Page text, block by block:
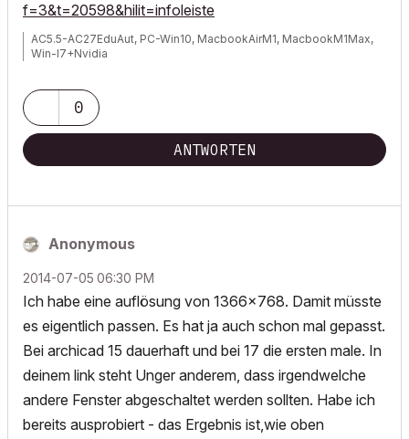
f=3&t=20598&hilit=infoleiste
AC5.5-AC27EduAut, PC-Win10, MacbookAirM1, MacbookM1Max,
Win-I7+Nvidia
0
ANTWORTEN
Anonymous
‎2014-07-05 06:30 PM
Ich habe eine auflösung von 1366x768. Damit müsste
es eigentlich passen. Es hat ja auch schon mal gepasst.
Bei archicad 15 dauerhaft und bei 17 die ersten male. In
deinem link steht Unger anderem, dass irgendwelche
andere Fenster abgeschaltet werden sollten. Habe ich
bereits ausprobiert - das Ergebnis ist,wie oben